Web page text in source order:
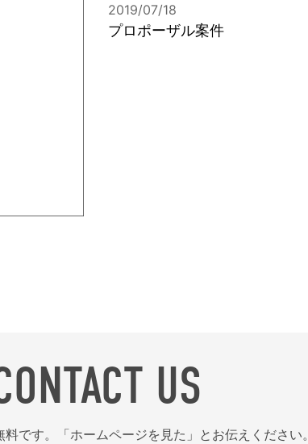
個人情報の取扱いについて
二つ星」宣言
2019/07/18
プロポーザル案件
US
です。「ホームページを見た」とお伝えください。